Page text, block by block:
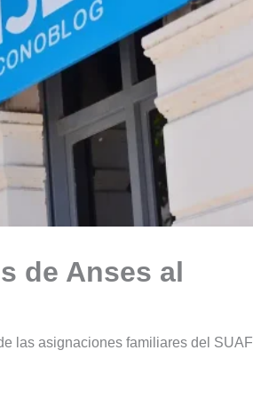
de Anses al
las asignaciones familiares del SUAF